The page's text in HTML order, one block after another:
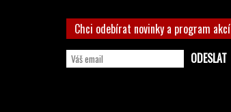
Chci odebírat novinky a program akcí